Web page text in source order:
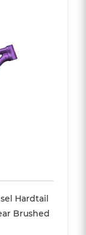
Hardtail
Brushed